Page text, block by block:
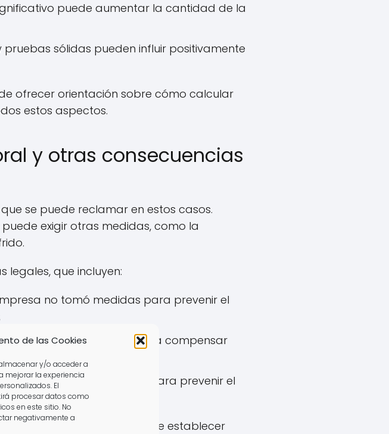
de las Cookies
y/o acceder a
mejorar la experiencia
El
procesar datos como
en este sitio. No
negativamente a
puede aumentar la cantidad de la
sólidas pueden influir positivamente
ofrecer orientación sobre cómo calcular
estos aspectos.
y otras consecuencias
se puede reclamar en estos casos.
exigir otras medidas, como la
legales, que incluyen:
no tomó medidas para prevenir el
y obligada a compensar
establecer medidas para prevenir el
que su jurisprudencia puede establecer